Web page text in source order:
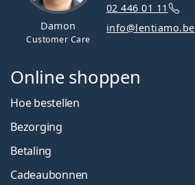
Damon
Customer Care
02 446 01 11
info@lentiamo.be
Online shoppen
Hoe bestellen
Bezorging
Betaling
Cadeaubonnen